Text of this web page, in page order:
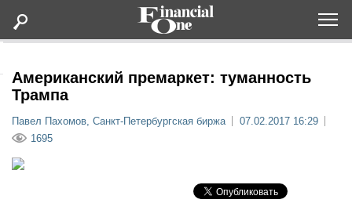
Статьи
Американский премаркет: туманность
Трампа
Павел Пахомов, Санкт-Петербургская биржа
07.02.2017 16:29
1695